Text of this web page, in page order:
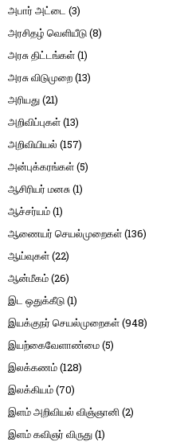
அபார் அட்டை (3)
அரசிதழ் வெளியீடு(8)
அரசு திட்டங்கள்(1)
அரசு விடுமுறை(13)
அரியது(21)
அறிவிப்புகள்(13)
அறிவியியல் (157)
அன்புக்கரங்கள்(5)
ஆசிரியர் மனசு(1)
ஆச்சர்யம்(1)
ஆணையர் செயல்முறைகள்(136)
ஆய்வுகள்(22)
ஆன்மீகம்(26)
இட ஒதுக்கீடு(1)
இயக்குநர் செயல்முறைகள்(948)
இயற்கைவேளாண்மை(5)
இலக்கணம்(128)
இலக்கியம்(70)
இளம் அறிவியல் விஞ்ஞானி(2)
இளம் கவிஞர் விருது(1)